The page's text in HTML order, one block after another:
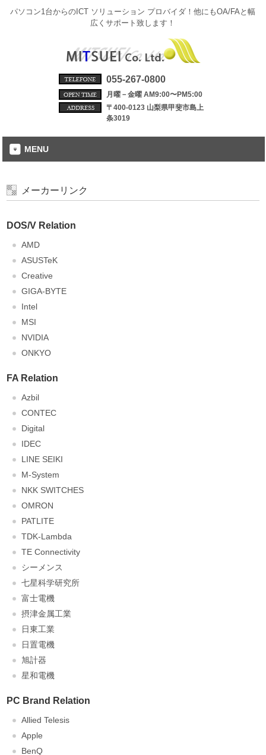
パソコン1台からのICT ソリューション プロバイダ！他にもOA/FAと幅
広くサポート致します！
055-267-0800
月曜－金曜 AM9:00〜PM5:00
〒400-0123 山梨県甲斐市島上
条3019
MENU
メーカーリンク
DOS/V Relation
AMD
ASUSTeK
Creative
GIGA-BYTE
Intel
MSI
NVIDIA
ONKYO
FA Relation
Azbil
CONTEC
Digital
IDEC
LINE SEIKI
M-System
NKK SWITCHES
OMRON
PATLITE
TDK-Lambda
TE Connectivity
シーメンス
七星科学研究所
富士電機
摂津金属工業
日東工業
日置電機
旭計器
星和電機
PC Brand Relation
Allied Telesis
Apple
BenQ